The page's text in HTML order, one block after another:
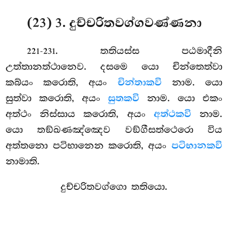
(23) 3. දුච්චරිතවග්ගවණ්ණනා
221-231. තතියස්ස පඨමාදීනි
උත්තානත්ථානෙව. දසමෙ යො චින්තෙත්වා
කබ්යං කරොති, අයං චින්තාකවි නාම. යො
සුත්වා කරොති, අයං සුතකවි නාම. යො එකං
අත්ථං නිස්සාය කරොති, අයං අත්ථකවි නාම.
යො තඞ්ඛණඤ්ඤෙව වඞ්ගීසත්ථෙරො විය
අත්තනො පටිභානෙන කරොති, අයං පටිභානකවි
නාමාති.
දුච්චරිතවග්ගො තතියො.